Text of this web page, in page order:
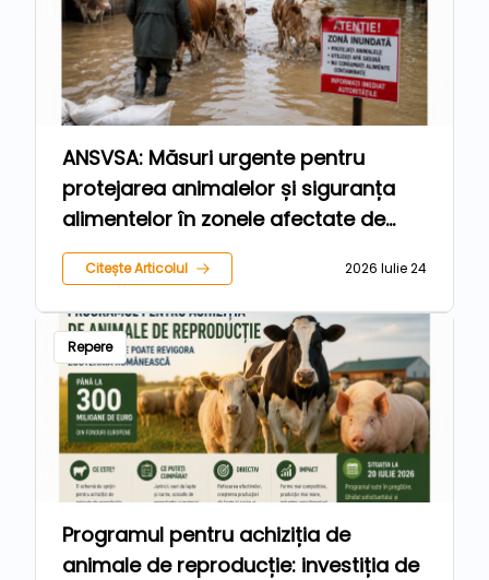
ANSVSA: Măsuri urgente pentru
protejarea animalelor și siguranța
alimentelor în zonele afectate de
inundații
Citește Articolul 2026 Iulie 24
Repere
Programul pentru achiziția de
animale de reproducție: investiția de